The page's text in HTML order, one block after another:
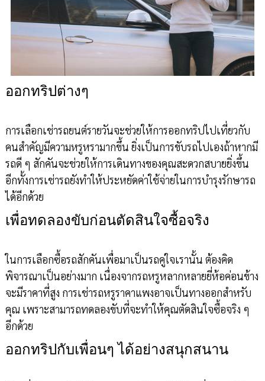
ออกทริปต่างๆ
การเลือกเช่ารถยนต์รายวันจะช่วยให้การออกทริปไปเที่ยวกับ
คนสำคัญมีความหรูหรามากขึ้น ยิ่งเป็นการขับรถไปเองถ้าหากมี
รถดี ๆ สักคันจะช่วยให้การเดินทางของคุณสะดวกสบายยิ่งขึ้น
อีกทั้งการเช่ารถยังทำให้ประหยัดค่าใช้จ่ายในการบำรุงรักษารถ
ได้อีกด้วย
เพื่อทดลองขับก่อนตัดสินใจซื้อจริง
ในการเลือกซื้อรถสักคันเพื่อมาเป็นรถคู่ใจเรานั้น ต้องคิด
พิจารณาเป็นอย่างมาก เนื่องจากรถหรูหลากหลายยี่ห้อค่อนข้าง
จะมีราคาที่สูง การเช่ารถหรูราคาแพงอาจเป็นทางออกสำหรับ
คุณ เพราะสามารถทดลองขับที่จะทำให้คุณตัดสินใจซื้อจริง ๆ
อีกด้วย
ออกทริปกับเพื่อนๆ ได้อย่างสนุกสนาน